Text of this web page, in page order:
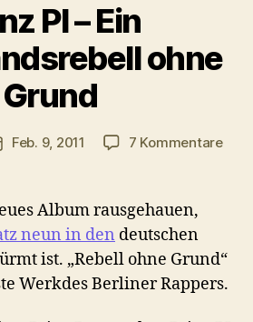
PI – Ein
ohne
Grund
Feb. 9, 2011 7 Kommentarezu
ohne
Album rausgehauen,
neun in den deutschen
ist. „Rebell ohne Grund“
Werkdes Berliner Rappers.